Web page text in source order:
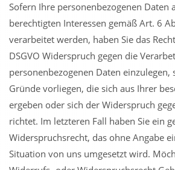
Sofern Ihre personenbezogenen Daten
berechtigten Interessen gemäß Art. 6
verarbeitet werden, haben Sie das
DSGVO Widerspruch gegen die
personenbezogenen Daten einzulegen,
Gründe vorliegen, die sich aus Ihrer
ergeben oder sich der Widerspruch
richtet. Im letzteren Fall haben Sie ein
Widerspruchsrecht, das ohne Angabe
Situation von uns umgesetzt wird.